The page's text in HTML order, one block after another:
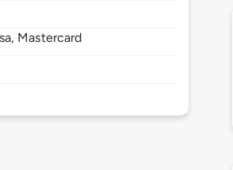
Mastercard